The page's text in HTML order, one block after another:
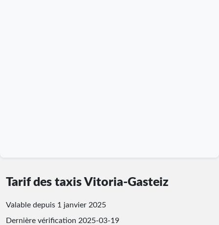
Tarif des taxis Vitoria-Gasteiz
Valable depuis 1 janvier 2025
Dernière vérification 2025-03-19